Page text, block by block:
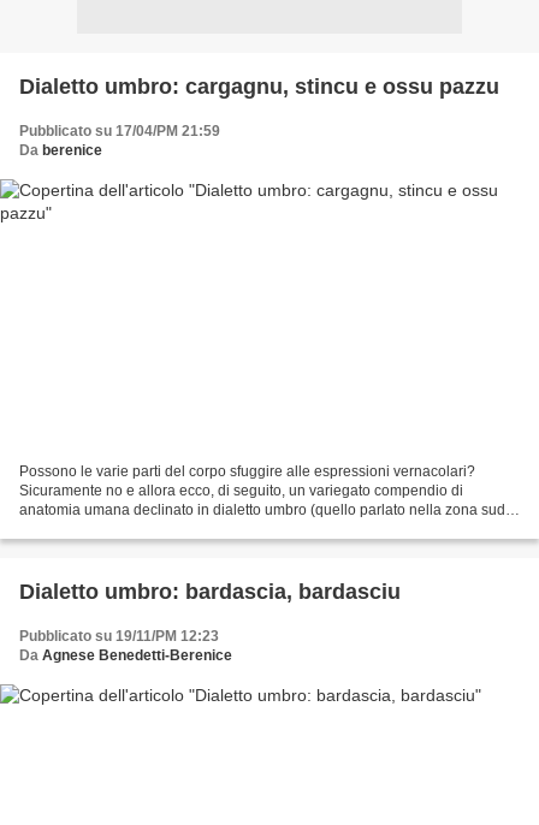
Dialetto umbro: cargagnu, stincu e ossu pazzu
Pubblicato su 17/04/PM 21:59
Da berenice
Possono le varie parti del corpo sfuggire alle espressioni vernacolari?
Sicuramente no e allora ecco, di seguito, un variegato compendio di
anatomia umana declinato in dialetto umbro (quello parlato nella zona sud-
Dialetto umbro: bardascia, bardasciu
Pubblicato su 19/11/PM 12:23
Da Agnese Benedetti-Berenice